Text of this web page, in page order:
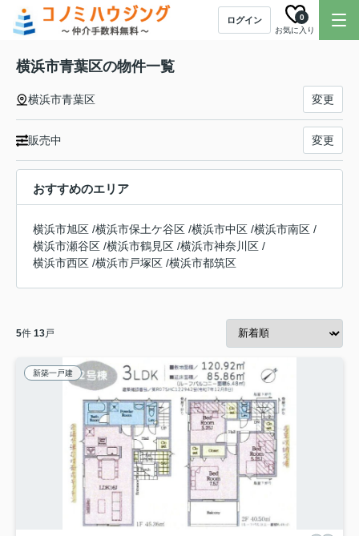
ログイン
お気に入り
0
横浜市青葉区の物件一覧
横浜市青葉区 変更
販売中 変更
おすすめのエリア
横浜市旭区 /横浜市保土ケ谷区 /横浜市中区 /横浜市南区 /
横浜市瀬谷区 /横浜市鶴見区 /横浜市神奈川区 /
横浜市西区 /横浜市戸塚区 /横浜市都筑区
5件 13戸
新築一戸建